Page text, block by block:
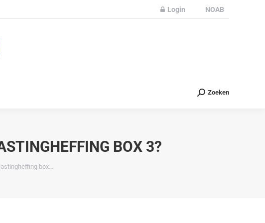
Login NOAB
Zoeken
BOX 3?
box…
ons Partners Nieuws Contact Zoeken